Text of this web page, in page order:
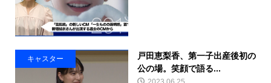
キャスター
戸田恵梨香、第一子出産後初の
公の場。笑顔で語る...